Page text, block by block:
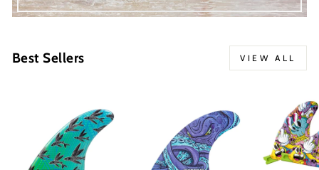
Best Sellers VIEW ALL